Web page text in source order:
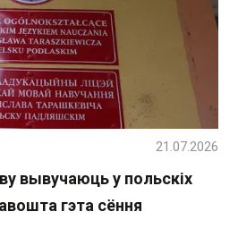
вывучаюць у польскіх
гэта сёння
21.07.2026